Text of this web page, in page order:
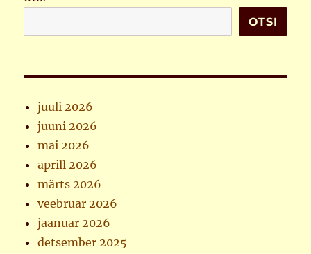
OTSI
juuli 2026
juuni 2026
mai 2026
aprill 2026
märts 2026
veebruar 2026
jaanuar 2026
detsember 2025